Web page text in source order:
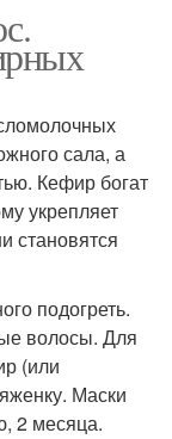
сала, а
Кефир богат
укрепляет
становятся
подогреть.
волосы. Для
(или
Маски
2 месяца.